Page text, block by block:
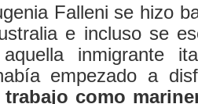
Falleni se hizo
e incluso se
inmigrante
empezado a
como